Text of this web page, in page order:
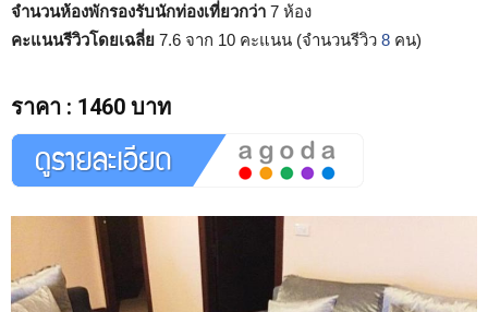
จำนวนห้องพักรองรับนักท่องเที่ยวกว่า 7 ห้อง
คะแนนรีวิวโดยเฉลี่ย 7.6 จาก 10 คะแนน (จำนวนรีวิว 8 คน)
ราคา : 1460 บาท